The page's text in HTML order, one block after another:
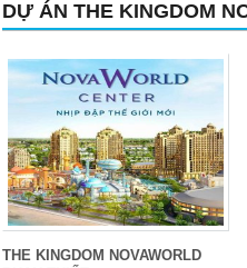
DỰ ÁN THE KINGDOM
THE KINGDOM NOVAWORLD